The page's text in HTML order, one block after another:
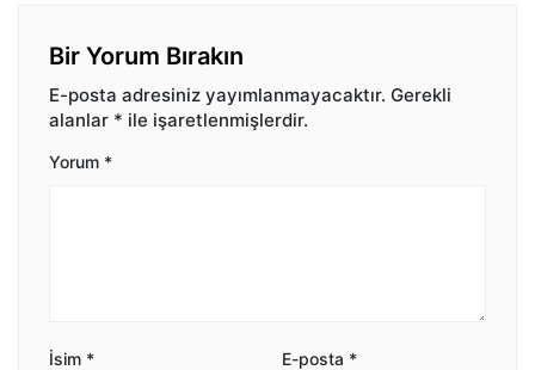
Bir Yorum Bırakın
E-posta adresiniz yayımlanmayacaktır. Gerekli
alanlar * ile işaretlenmişlerdir.
Yorum *
İsim * E-posta *